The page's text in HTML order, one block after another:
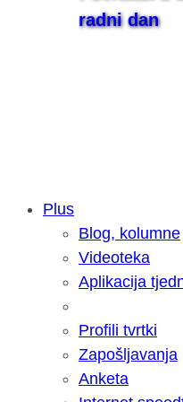
radni dan
Samsung
razvoja
Plus
Blog, kolumne
Videoteka
Aplikacija
Profili tvrtki
Zapošljavanja
Anketa